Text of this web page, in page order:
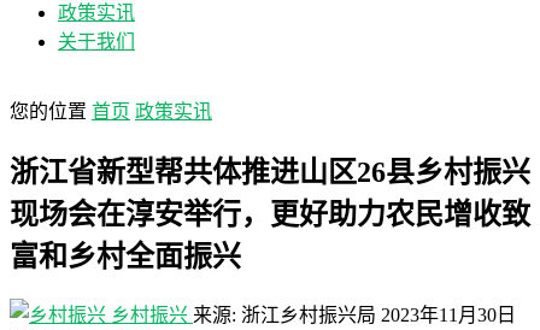
政策实讯
关于我们
您的位置 首页 政策实讯
浙江省新型帮共体推进山区26县乡村振兴
现场会在淳安举行，更好助力农民增收致
富和乡村全面振兴
乡村振兴 来源: 浙江乡村振兴局 2023年11月30日